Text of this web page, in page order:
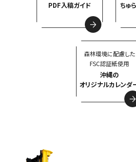
PDF入稿ガイド ちゅ
森林環境に配慮した
FSC認証紙使用
沖縄の
オリジナルカレンダ